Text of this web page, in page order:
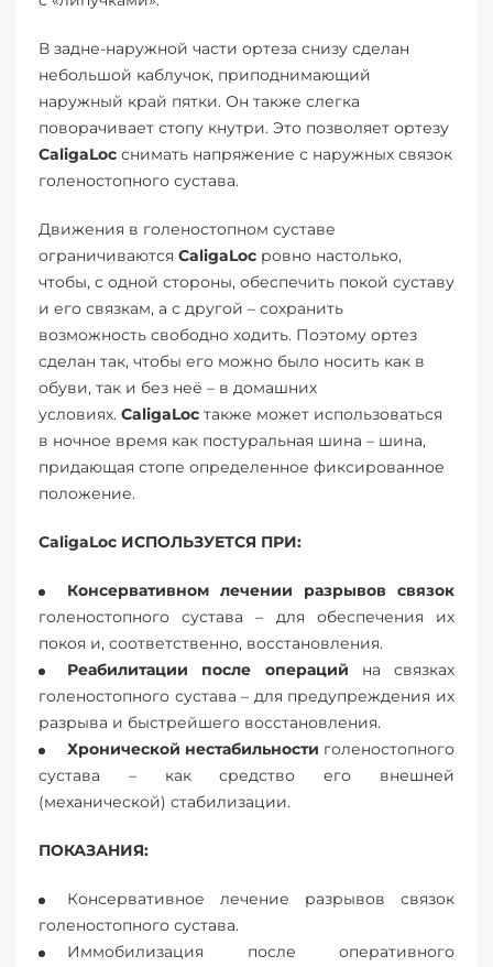
В задне-наружной части ортеза снизу сделан
небольшой каблучок, приподнимающий
наружный край пятки. Он также слегка
поворачивает стопу кнутри. Это позволяет ортезу
CaligaLoc снимать напряжение с наружных связок
голеностопного сустава.
Движения в голеностопном суставе
ограничиваются CaligaLoc ровно настолько,
чтобы, с одной стороны, обеспечить покой суставу
и его связкам, а с другой – сохранить
возможность свободно ходить. Поэтому ортез
сделан так, чтобы его можно было носить как в
обуви, так и без неё – в домашних
условиях. CaligaLoc также может использоваться
в ночное время как постуральная шина – шина,
придающая стопе определенное фиксированное
положение.
CaligaLoc ИСПОЛЬЗУЕТСЯ ПРИ:
Консервативном лечении разрывов связок
голеностопного сустава – для обеспечения их
покоя и, соответственно, восстановления.
Реабилитации после операций на связках
голеностопного сустава – для предупреждения их
разрыва и быстрейшего восстановления.
Хронической нестабильности голеностопного
сустава – как средство его внешней
(механической) стабилизации.
ПОКАЗАНИЯ:
Консервативное лечение разрывов связок
голеностопного сустава.
Иммобилизация после оперативного